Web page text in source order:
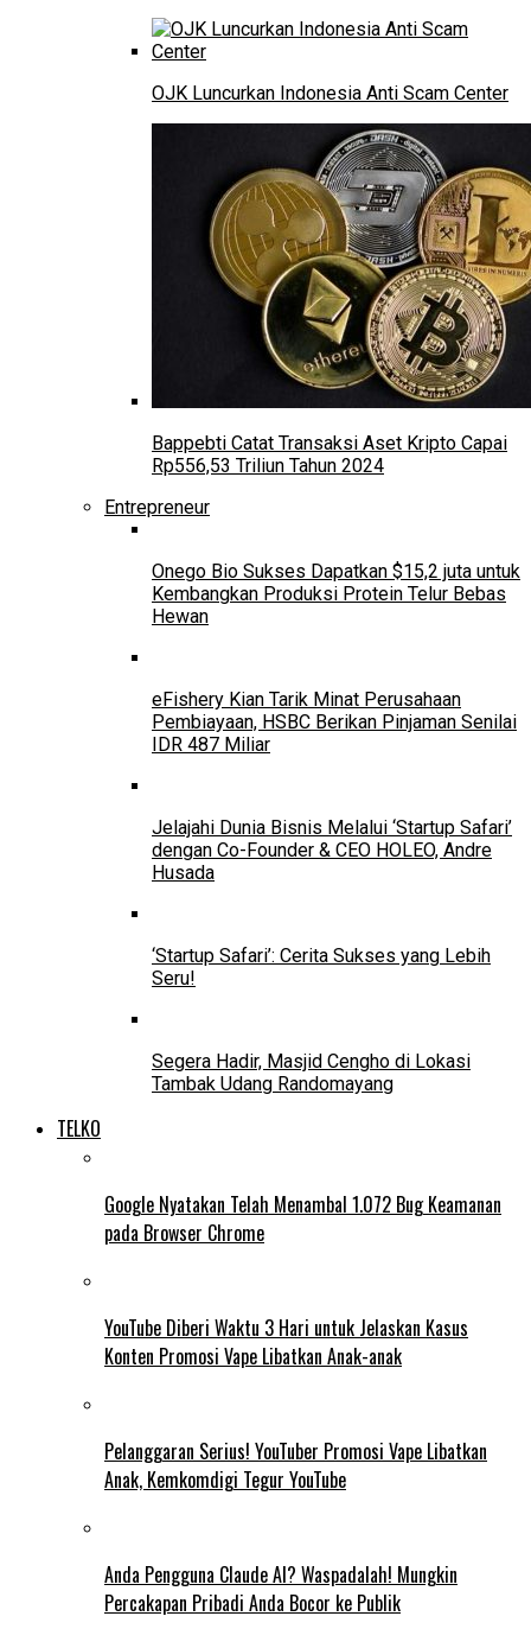
OJK Luncurkan Indonesia Anti Scam Center
Bappebti Catat Transaksi Aset Kripto Capai
Rp556,53 Triliun Tahun 2024
Entrepreneur
Onego Bio Sukses Dapatkan $15,2 juta untuk
Kembangkan Produksi Protein Telur Bebas
Hewan
eFishery Kian Tarik Minat Perusahaan
Pembiayaan, HSBC Berikan Pinjaman Senilai
IDR 487 Miliar
Jelajahi Dunia Bisnis Melalui ‘Startup Safari’
dengan Co-Founder & CEO HOLEO, Andre
Husada
‘Startup Safari’: Cerita Sukses yang Lebih
Seru!
Segera Hadir, Masjid Cengho di Lokasi
Tambak Udang Randomayang
TELKO
Google Nyatakan Telah Menambal 1.072 Bug Keamanan
pada Browser Chrome
YouTube Diberi Waktu 3 Hari untuk Jelaskan Kasus
Konten Promosi Vape Libatkan Anak-anak
Pelanggaran Serius! YouTuber Promosi Vape Libatkan
Anak, Kemkomdigi Tegur YouTube
Anda Pengguna Claude AI? Waspadalah! Mungkin
Percakapan Pribadi Anda Bocor ke Publik